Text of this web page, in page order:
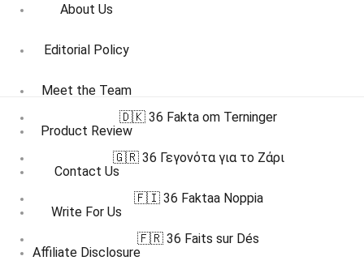
About Us
Editorial Policy
Meet the Team
Product Review
Contact Us
Write For Us
Affiliate Disclosure
🇩🇰 36 Fakta om Terninger
🇬🇷 36 Γεγονότα για το Ζάρι
🇫🇮 36 Faktaa Noppia
🇫🇷 36 Faits sur Dés